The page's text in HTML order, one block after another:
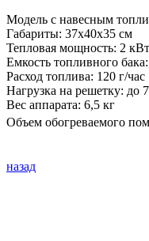
Модель с навесным
Габариты: 37х40х35 см
Тепловая мощность: 2 кВт
Емкость топливного
Расход топлива: 120 г/час
Нагрузка на решетку: до
Вес аппарата: 6,5 кг
Объем обогреваемого
назад